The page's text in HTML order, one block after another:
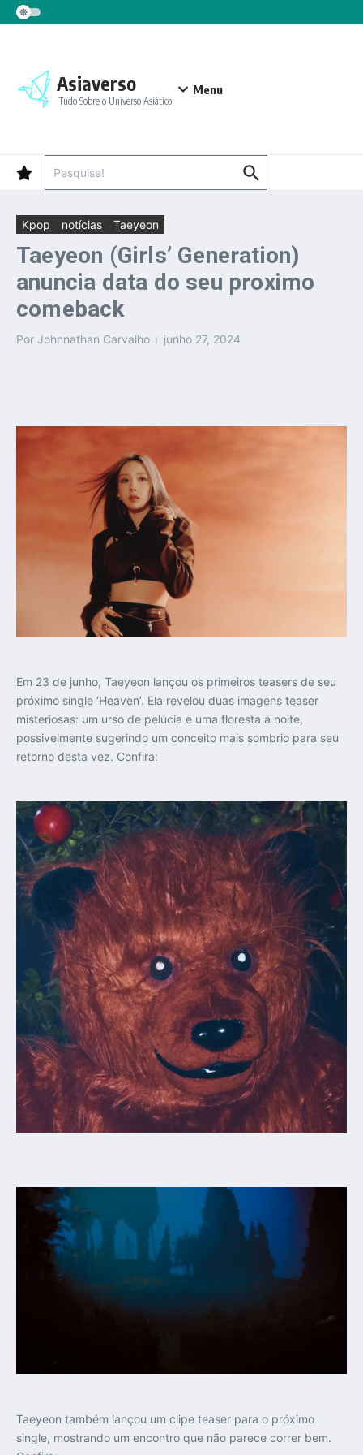
Ir para o conteúdo
Asiaverso
Tudo Sobre o Universo Asiático
Menu
Kpop notícias Taeyeon
Taeyeon (Girls’ Generation)
anuncia data do seu proximo
comeback
Por Johnnathan Carvalho junho 27, 2024
Em 23 de junho, Taeyeon lançou os primeiros teasers de seu
próximo single ‘Heaven’. Ela revelou duas imagens teaser
misteriosas: um urso de pelúcia e uma floresta à noite,
possivelmente sugerindo um conceito mais sombrio para seu
retorno desta vez. Confira:
Taeyeon também lançou um clipe teaser para o próximo
single, mostrando um encontro que não parece correr bem.